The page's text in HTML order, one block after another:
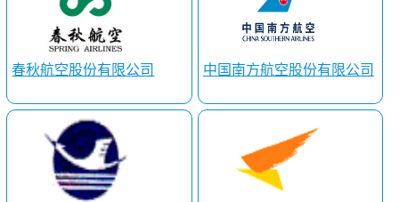
春秋航空股份有限公司 中国南方航空股份有限公司